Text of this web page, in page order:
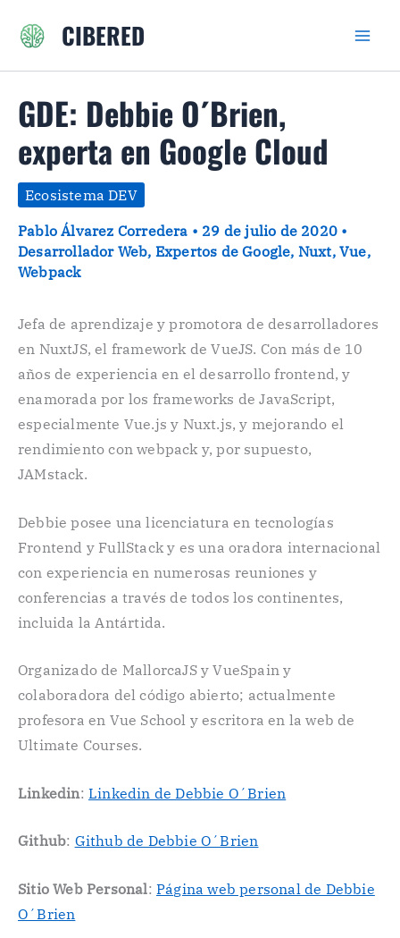
CIBERED
GDE: Debbie O´Brien,
experta en Google Cloud
Ecosistema DEV
Pablo Álvarez Corredera • 29 de julio de 2020 •
Desarrollador Web, Expertos de Google, Nuxt,Vue,
Webpack
Jefa de aprendizaje y promotora de desarrolladores
en NuxtJS, el framework de VueJS. Con más de 10
años de experiencia en el desarrollo frontend, y
enamorada por los frameworks de JavaScript,
especialmente Vue.js y Nuxt.js, y mejorando el
rendimiento con webpack y, por supuesto,
JAMstack.
Debbie posee una licenciatura en tecnologías
Frontend y FullStack y es una oradora internacional
con experiencia en numerosas reuniones y
conferencias a través de todos los continentes,
incluida la Antártida.
Organizado de MallorcaJS y VueSpain y
colaboradora del código abierto; actualmente
profesora en Vue School y escritora en la web de
Ultimate Courses.
Linkedin:Linkedin de Debbie O´Brien
Github: Github de Debbie O´Brien
Sitio Web Personal:Página web personal de Debbie
O´Brien